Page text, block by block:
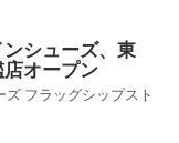
シューズ、東
オープン
フラッグシップスト